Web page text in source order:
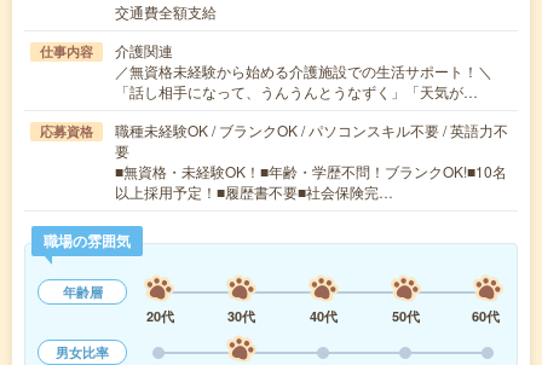
交通費全額支給
仕事内容
介護関連
／無資格未経験から始める介護施設での生活サポート！＼
「話し相手になって、うんうんとうなずく」「天気が…
応募資格
職種未経験OK / ブランクOK / パソコンスキル不要 / 英語力不
要
■無資格・未経験OK！■年齢・学歴不問！ブランクOK!■10名
以上採用予定！■履歴書不要■社会保険完…
職場の雰囲気
年齢層
20代
30代 40代 50代
60代
男女比率